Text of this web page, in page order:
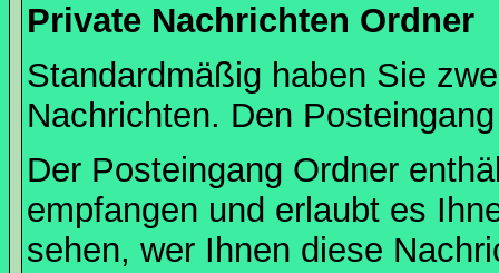
Private Nachrichten Ordner
Standardmäßig haben Sie
Nachrichten. Den
Der Posteingang Ordner
empfangen und erlaubt es
sehen, wer Ihnen diese